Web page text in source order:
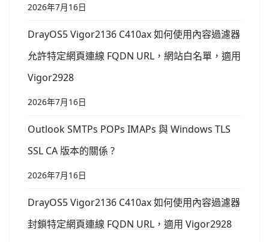
2026年7月16日
DrayOS5 Vigor2136 C410ax 如何使用內容過濾器
允許特定網頁連線 FQDN URL，網站白名單，適用
Vigor2928
2026年7月16日
Outlook SMTPs POPs IMAPs 與 Windows TLS
SSL CA 版本的關係 ?
2026年7月16日
DrayOS5 Vigor2136 C410ax 如何使用內容過濾器
封鎖特定網頁連線 FQDN URL，適用 Vigor2928